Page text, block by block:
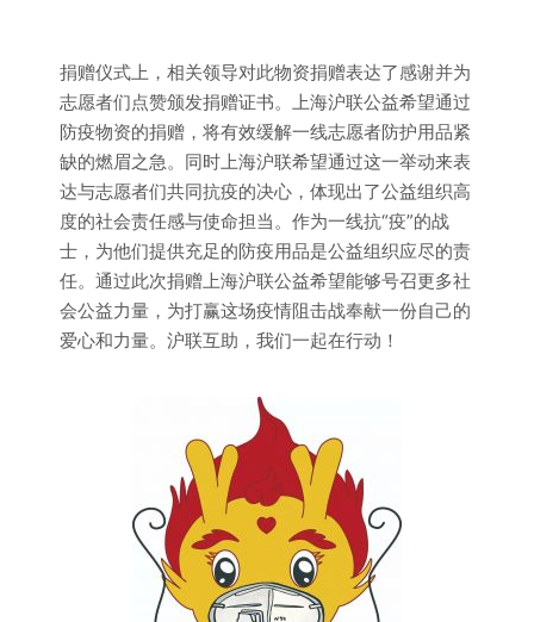
捐赠仪式上，相关领导对此物资捐赠表达了感谢并为
志愿者们点赞颁发捐赠证书。上海沪联公益希望通过
防疫物资的捐赠，将有效缓解一线志愿者防护用品紧
缺的燃眉之急。同时上海沪联希望通过这一举动来表
达与志愿者们共同抗疫的决心，体现出了公益组织高
度的社会责任感与使命担当。作为一线抗“疫”的战
士，为他们提供充足的防疫用品是公益组织应尽的责
任。通过此次捐赠上海沪联公益希望能够号召更多社
会公益力量，为打赢这场疫情阻击战奉献一份自己的
爱心和力量。沪联互助，我们一起在行动！